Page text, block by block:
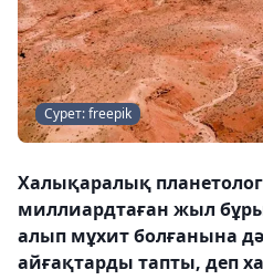
Сурет: freepik
Халықаралық
миллиардтаған жыл
алып мұхит болғанына
айғақтарды тапты, деп